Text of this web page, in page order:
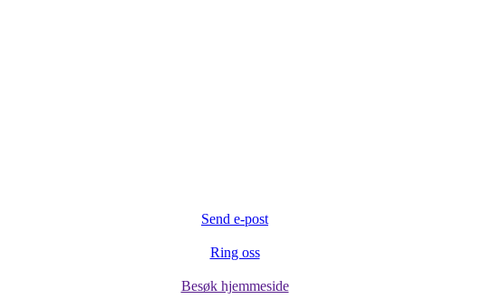
Send e-post
Ring oss
Besøk hjemmeside